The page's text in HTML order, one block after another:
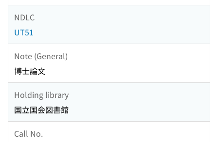
NDLC
UT51
Note (General)
博士論文
Holding library
国立国会図書館
Call No.